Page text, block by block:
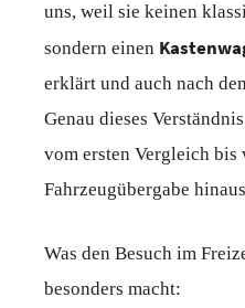
uns, weil sie keinen
sondern einen
erklärt und auch nach
Genau dieses
vom ersten Vergleich bis
Fahrzeugübergabe
Was den Besuch im
besonders macht: